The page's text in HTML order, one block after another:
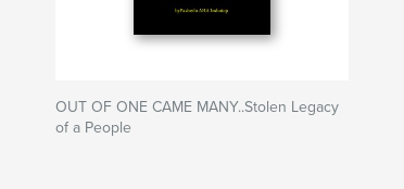
OUT OF ONE CAME MANY..Stolen Legacy
of a People